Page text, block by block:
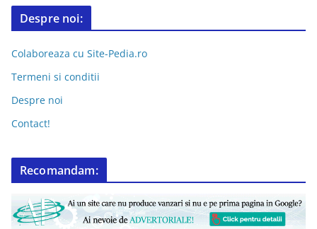
Despre noi:
Colaboreaza cu Site-Pedia.ro
Termeni si conditii
Despre noi
Contact!
Recomandam: